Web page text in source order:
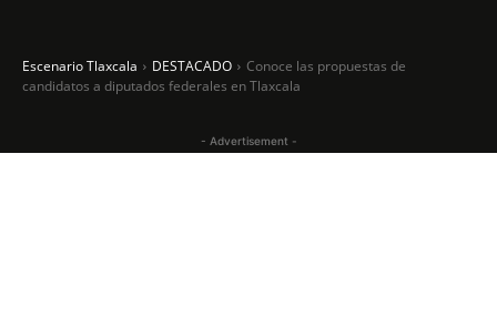
Escenario Tlaxcala DESTACADO
Conoce las propuestas de
candidatos a diputados federales en Tlaxcala
- Advertisement -